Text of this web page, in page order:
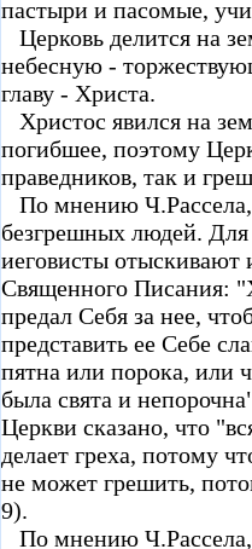
пастыри и пасомые,
Церковь делится на
небесную -
главу - Христа.
Христос явился на
погибшее, поэтому
праведников, так и
По мнению Ч.Рассела,
безгрешных людей. Для
иеговисты отыскивают
Священного Писания:
предал Себя за нее,
представить ее Себе
пятна или порока, или
была свята и
Церкви сказано, что
делает греха, потому
не может грешить,
9).
По мнению Ч.Рассела,